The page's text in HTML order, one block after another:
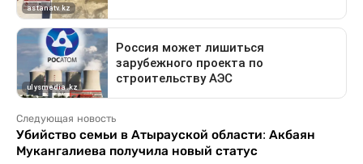
Следующая новость
Убийство семьи в Атырауской области: Акбаян
Мукангалиева получила новый статус